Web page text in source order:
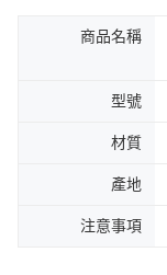
商品名稱
型號
材質
產地
注意事項